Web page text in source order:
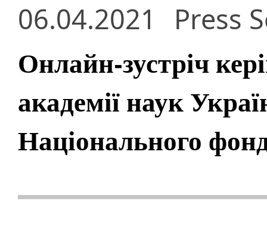
06.04.2021 Press
Онлайн-зустріч
академії наук
Національного